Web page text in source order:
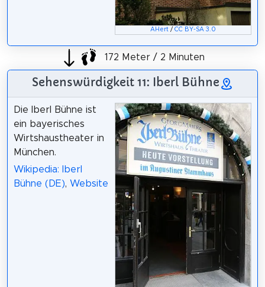
AHert /CC BY-SA 3.0
172 Meter / 2 Minuten
Sehenswürdigkeit 11: Iberl Bühne
Die Iberl Bühne ist
ein bayerisches
Wirtshaustheater in
München.
Wikipedia: Iberl
Bühne (DE), Website